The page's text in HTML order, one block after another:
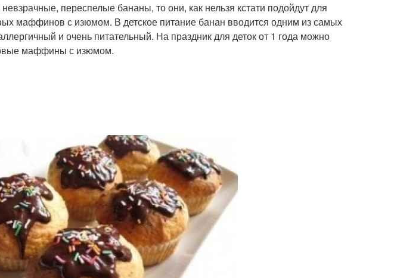
переспелые бананы, то они, как нельзя кстати подойдут для
маффинов с изюмом. В детское питание банан вводится одним из самых
и очень питательный. На праздник для деток от 1 года можно
маффины с изюмом.